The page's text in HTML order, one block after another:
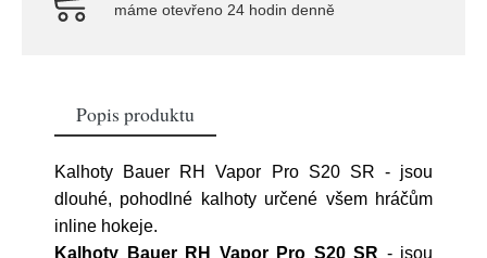
máme otevřeno 24 hodin denně
Popis produktu
Kalhoty Bauer RH Vapor Pro S20 SR - jsou
dlouhé, pohodlné kalhoty určené všem hráčům
inline hokeje.
Kalhoty Bauer RH Vapor Pro S20 SR - jsou